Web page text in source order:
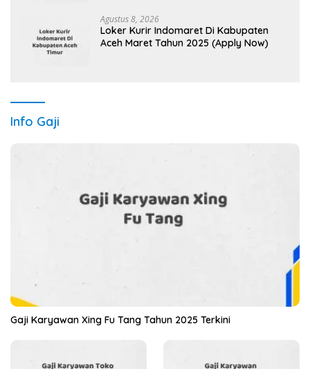
Agustus 8, 2026
Loker Kurir Indomaret Di Kabupaten
Aceh Maret Tahun 2025 (Apply Now)
Info Gaji
Gaji Karyawan Xing Fu Tang Tahun 2025 Terkini